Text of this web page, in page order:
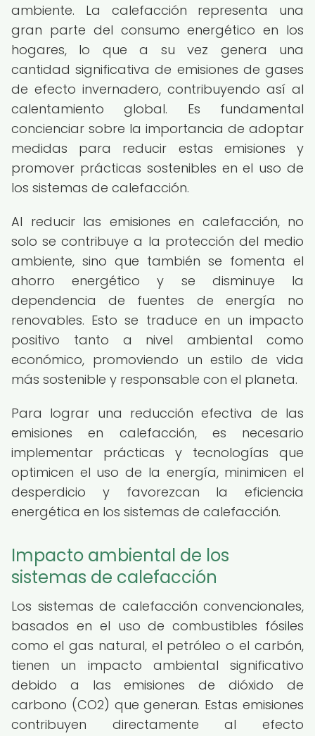
ambiente. La calefacción representa una
gran parte del consumo energético en los
hogares, lo que a su vez genera una
cantidad significativa de emisiones de gases
de efecto invernadero, contribuyendo así al
calentamiento global. Es fundamental
concienciar sobre la importancia de adoptar
medidas para reducir estas emisiones y
promover prácticas sostenibles en el uso de
los sistemas de calefacción.
Al reducir las emisiones en calefacción, no
solo se contribuye a la protección del medio
ambiente, sino que también se fomenta el
ahorro energético y se disminuye la
dependencia de fuentes de energía no
renovables. Esto se traduce en un impacto
positivo tanto a nivel ambiental como
económico, promoviendo un estilo de vida
más sostenible y responsable con el planeta.
Para lograr una reducción efectiva de las
emisiones en calefacción, es necesario
implementar prácticas y tecnologías que
optimicen el uso de la energía, minimicen el
desperdicio y favorezcan la eficiencia
energética en los sistemas de calefacción.
Impacto ambiental de los
sistemas de calefacción
Los sistemas de calefacción convencionales,
basados en el uso de combustibles fósiles
como el gas natural, el petróleo o el carbón,
tienen un impacto ambiental significativo
debido a las emisiones de dióxido de
carbono (CO2) que generan. Estas emisiones
contribuyen directamente al efecto